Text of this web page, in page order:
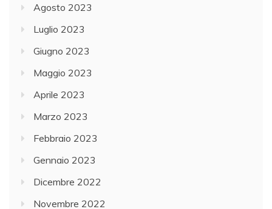
Agosto 2023
Luglio 2023
Giugno 2023
Maggio 2023
Aprile 2023
Marzo 2023
Febbraio 2023
Gennaio 2023
Dicembre 2022
Novembre 2022